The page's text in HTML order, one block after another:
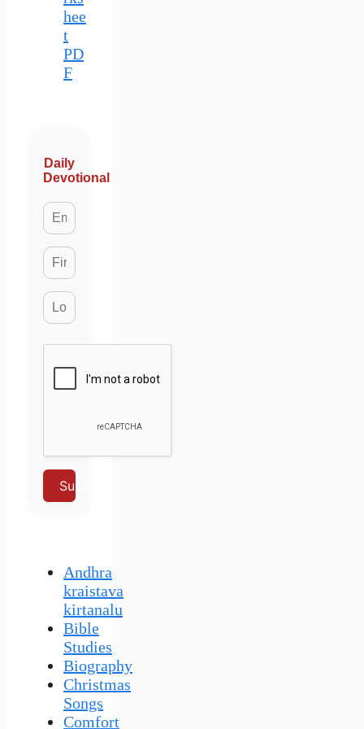
hee
t
PD
F
Daily
Devotional
Subscribe
Andhra
kraistava
kirtanalu
Bible
Studies
Biography
Christmas
Songs
Comfort